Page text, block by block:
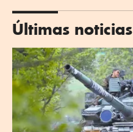
Últimas noticias